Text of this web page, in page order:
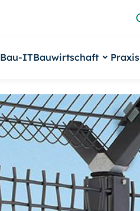
Bau-ITBauwirtschaft Praxis